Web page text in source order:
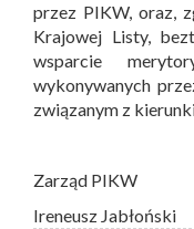
przez PIKW, oraz,
Krajowej Listy,
wsparcie
wykonywanych
związanym z
Zarząd PIKW
Ireneusz Jabłoński